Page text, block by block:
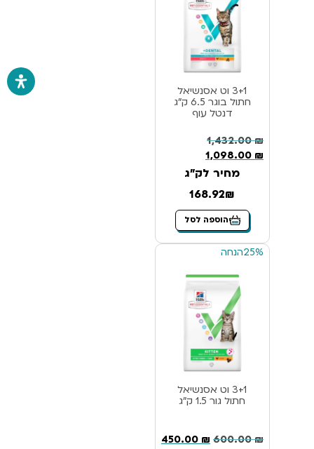
3+1 וט אסנשיאל
חתול בוגר 6.5 ק”ג
דנטל עוף
1,432.00₪
1,098.00 ₪
מחיר לק"ג
168.92₪
הוספה לסל
25%הנחה
3+1 וט אסנשיאל
חתול גור 1.5 ק”ג
600.00₪
450.00 ₪